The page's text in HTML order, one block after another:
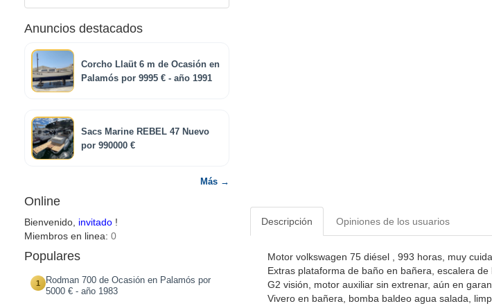
Anuncios destacados
Corcho Llaüt 6 m de Ocasión en
Palamós por 9995 € - año 1991
Sacs Marine REBEL 47 Nuevo
por 990000 €
Más →
Online
Bienvenido, invitado !
Miembros en linea: 0
Populares
1
Rodman 700 de Ocasión en Palamós por
5000 € - año 1983
Descripción Opiniones de los usuarios
Motor volkswagen 75 diésel , 993 horas, muy
Extras plataforma de baño en bañera, escalera
G2 visión, motor auxiliar sin extrenar, aún en
Vivero en bañera, bomba baldeo agua salada,